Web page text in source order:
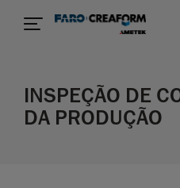
INSPEÇÃO DE
DA PRODUÇÃO